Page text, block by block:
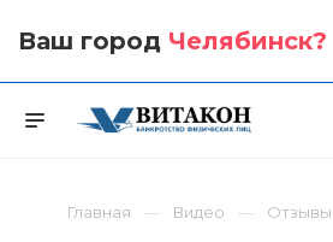
Ваш город Челябинск?
Главная Видео Отзывы